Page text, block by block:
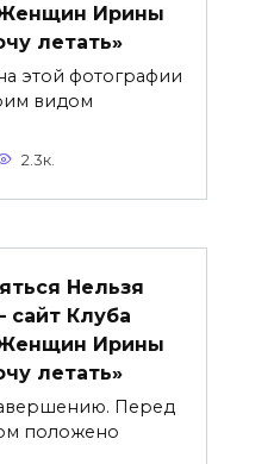
Ирины
летать»
этой фотографии
видом
2.3к.
Нельзя
сайт Клуба
Ирины
летать»
Перед
положено